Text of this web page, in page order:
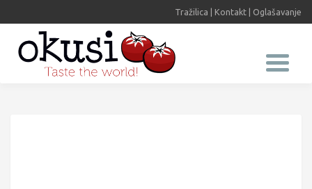
Tražilica Kontakt Oglašavanje